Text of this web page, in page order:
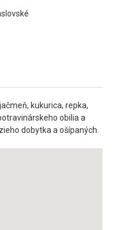
kukurica, repka,
obilia a
dobytka a ošípaných.